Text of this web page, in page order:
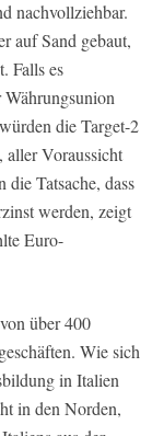
nachvollziehbar.
auf Sand gebaut,
Falls es
die Target-2
aller Voraussicht
Tatsache, dass
werden, zeigt
Euro-
über 400
Wie sich
in Italien
in den Norden,